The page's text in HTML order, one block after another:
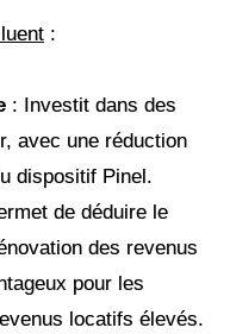
:
: Investit dans des
avec une réduction
dispositif Pinel.
de déduire le
des revenus
pour les
locatifs élevés​.